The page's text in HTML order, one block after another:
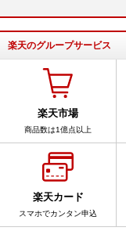
楽天のグループサービス
楽天市場
商品数は1億点以上
楽天カード
スマホでカンタン申込